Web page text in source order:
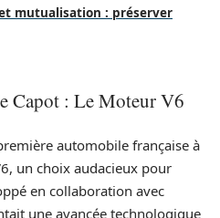
mutualisation : préserver
Capot : Le Moteur V6
automobile française à
un choix audacieux pour
en collaboration avec
une avancée technologique